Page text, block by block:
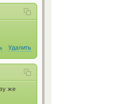
Удалить
же